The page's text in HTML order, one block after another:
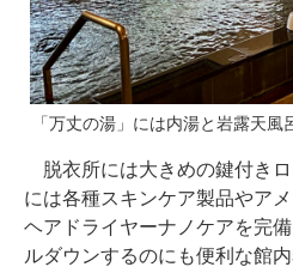
「万丈の湯」には内湯と岩露天風
脱衣所には大きめの鍵付き
には各種スキンケア製品やア
ヘアドライヤーナノケアを完
ルダウンするのにも便利な館